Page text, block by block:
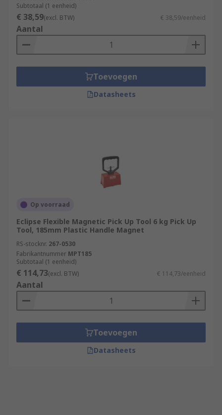
Subtotaal (1 eenheid)
€ 38,59(excl. BTW) € 38,59/eenheid
Aantal
Toevoegen
Datasheets
Op voorraad
Eclipse Flexible Magnetic Pick Up Tool 6 kg Pick Up
Tool, 185mm Plastic Handle Magnet
RS-stocknr. 267-0530
Fabrikantnummer MPT185
Subtotaal (1 eenheid)
€ 114,73(excl. BTW) € 114,73/eenheid
Aantal
Toevoegen
Datasheets